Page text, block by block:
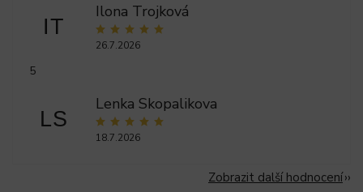
IT
Ilona Trojková
26.7.2026
5
LS
Lenka Skopalikova
18.7.2026
Zobrazit další hodnocení